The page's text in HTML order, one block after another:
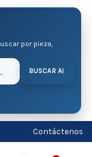
por pieza,
BUSCAR AI
Contáctenos